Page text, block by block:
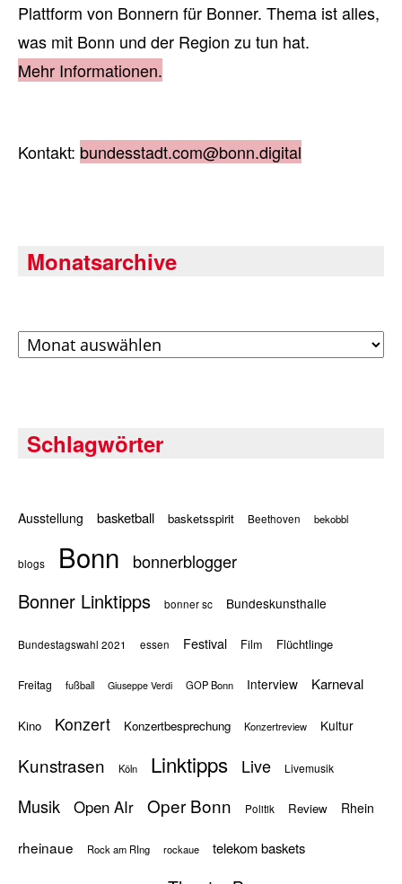
Plattform von Bonnern für Bonner. Thema ist alles,
was mit Bonn und der Region zu tun hat.
Mehr Informationen.
Kontakt: bundesstadt.com@bonn.digital
Monatsarchive
Archiv
Schlagwörter
Ausstellung basketball basketsspirit Beethoven bekobbl
blogs Bonn bonnerblogger
Bonner Linktipps bonner sc Bundeskunsthalle
Bundestagswahl 2021 essen Festival Film Flüchtlinge
Freitag fußball Giuseppe Verdi GOP Bonn Interview Karneval
Kino Konzert Konzertbesprechung Konzertreview Kultur
Kunstrasen Köln Linktipps Live Livemusik
Musik Open AIr Oper Bonn Politik Review Rhein
rheinaue Rock am RIng rockaue telekom baskets